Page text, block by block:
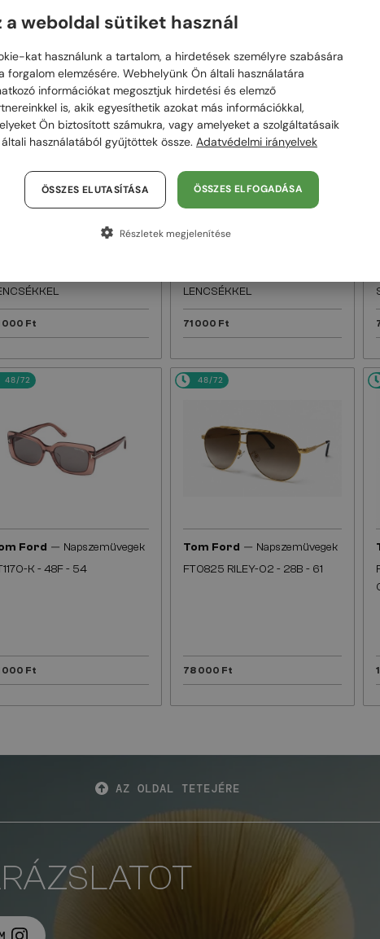
48/72
EGYFÓKUSZÚ LENCSÉVEL PLUSZ 25
Optikai keretek
000 Ft
48/72
EGYFÓKUSZÚ LENCSÉVEL PLUSZ 25
000 FT
Tom Ford
LENCSÉKKEL
71 000 Ft
48/72
Ford — Napszemüvegek
K - 48F - 54
000 Ft
48/72
Tom Ford — Napszemüvegek
FT0825 RILEY-02 - 28B - 61
78 000 Ft
AZ OLDAL TETEJÉRE
a weboldal sütiket használ
kat használunk a tartalom, a hirdetések személyre szabására
forgalom elemzésére. Webhelyünk Ön általi használatára
információkat megosztjuk hirdetési és elemző
is, akik egyesíthetik azokat más információkkal,
Ön biztosított számukra, vagy amelyeket a szolgáltatásaik
használatából gyűjtöttek össze. Adatvédelmi irányelvek
ÖSSZES ELFOGADÁSA
ÖSSZES ELUTASÍTÁSA
Részletek megjelenítése